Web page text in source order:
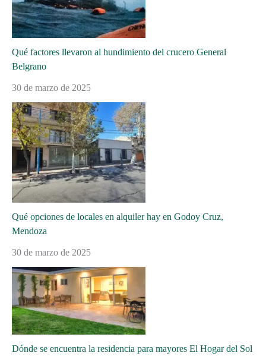
Qué factores llevaron al hundimiento del crucero General
Belgrano
30 de marzo de 2025
Qué opciones de locales en alquiler hay en Godoy Cruz,
Mendoza
30 de marzo de 2025
Dónde se encuentra la residencia para mayores El Hogar del Sol